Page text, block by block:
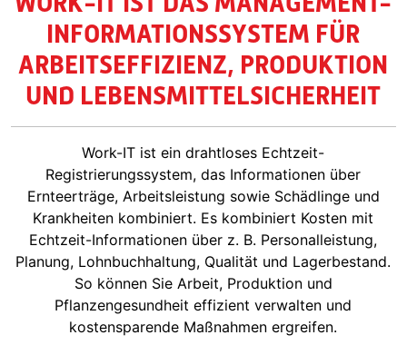
INFORMATIONSSYSTEM FÜR
ARBEITSEFFIZIENZ, PRODUKTION
UND LEBENSMITTELSICHERHEIT
Work-IT ist ein drahtloses Echtzeit-
Registrierungssystem, das Informationen über
Ernteerträge, Arbeitsleistung sowie Schädlinge und
Krankheiten kombiniert. Es kombiniert Kosten mit
Echtzeit-Informationen über z. B. Personalleistung,
Planung, Lohnbuchhaltung, Qualität und Lagerbestand.
So können Sie Arbeit, Produktion und
Pflanzengesundheit effizient verwalten und
kostensparende Maßnahmen ergreifen.